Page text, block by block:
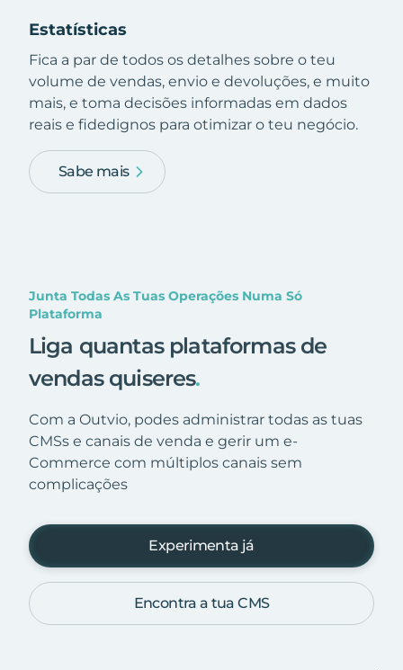
Estatísticas
Fica a par de todos os detalhes sobre o teu
volume de vendas, envio e devoluções, e muito
mais, e toma decisões informadas em dados
reais e fidedignos para otimizar o teu negócio.
Sabe mais
Junta Todas As Tuas Operações Numa Só
Plataforma
Liga quantas plataformas de
vendas quiseres.
Com a Outvio, podes administrar todas as tuas
CMSs e canais de venda e gerir um e-
Commerce com múltiplos canais sem
complicações
Experimenta já
Encontra a tua CMS